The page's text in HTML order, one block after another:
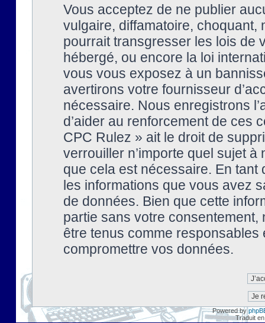
Vous acceptez de ne publier
vulgaire, diffamatoire, choquant,
pourrait transgresser les lois de
hébergé, ou encore la loi
vous vous exposez à un
avertirons votre fournisseur
nécessaire. Nous enregistrons
d’aider au renforcement de ces
CPC Rulez » ait le droit de
verrouiller n’importe quel sujet à
que cela est nécessaire. En tant
les informations que vous avez
de données. Bien que cette
partie sans votre
être tenus comme
compromettre vos données.
Powered by
Traduit